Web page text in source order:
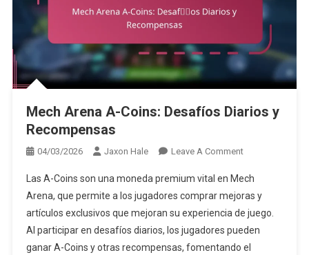
Mech Arena A-Coins: Desafíos Diarios y
Recompensas
04/03/2026 Jaxon Hale Leave A CommentOn
Arena
A-
Coins:
Desafíos
Diarios
Las A-Coins son una moneda premium vital en Mech
Arena, que permite a los jugadores comprar mejoras y
artículos exclusivos que mejoran su experiencia de juego.
Al participar en desafíos diarios, los jugadores pueden
ganar A-Coins y otras recompensas, fomentando el